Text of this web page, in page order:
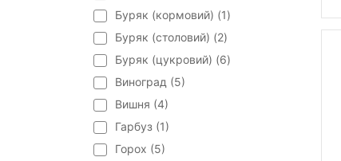
Буряк (кормовий) (1)
Буряк (столовий) (2)
Буряк (цукровий) (6)
Виноград (5)
Вишня (4)
Гарбуз (1)
Горох (5)